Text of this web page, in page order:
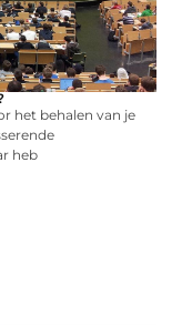
het behalen van je
heb